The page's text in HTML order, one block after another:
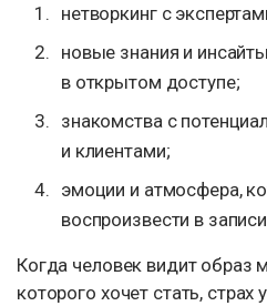
нетворкинг с
новые знания и
в открытом доступе;
знакомства с
и клиентами;
эмоции и атмосфера,
воспроизвести в
Когда человек видит образ
которого хочет стать, страх